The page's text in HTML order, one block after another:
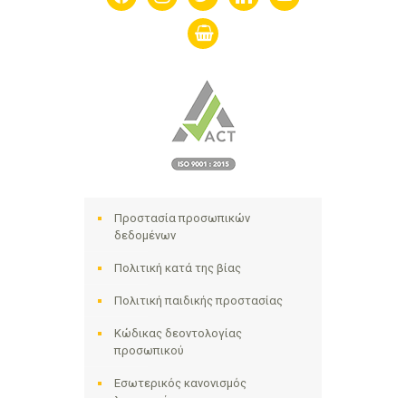
shopping-
basket
Προστασία προσωπικών
δεδομένων
Πολιτική κατά της βίας
Πολιτική παιδικής προστασίας
Κώδικας δεοντολογίας
προσωπικού
Εσωτερικός κανονισμός